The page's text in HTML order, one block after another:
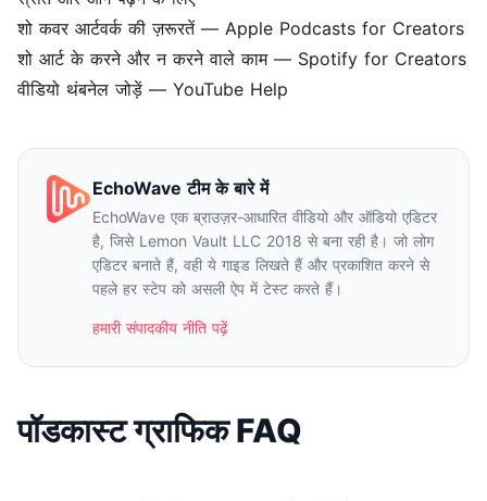
शो कवर आर्टवर्क की ज़रूरतें— Apple Podcasts for Creators
शो आर्ट के करने और न करने वाले काम— Spotify for Creators
वीडियो थंबनेल जोड़ें — YouTube Help
EchoWave टीम के बारे में
EchoWave एक ब्राउज़र-आधारित वीडियो और ऑडियो एडिटर
है, जिसे Lemon Vault LLC 2018 से बना रही है। जो लोग
एडिटर बनाते हैं, वही ये गाइड लिखते हैं और प्रकाशित करने से
पहले हर स्टेप को असली ऐप में टेस्ट करते हैं।
हमारी संपादकीय नीति पढ़ें
पॉडकास्ट ग्राफिक FAQ